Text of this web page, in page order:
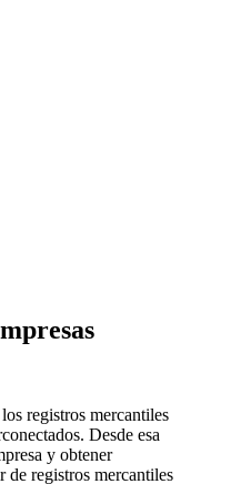
registros mercantiles
Desde esa
y obtener
de registros mercantiles